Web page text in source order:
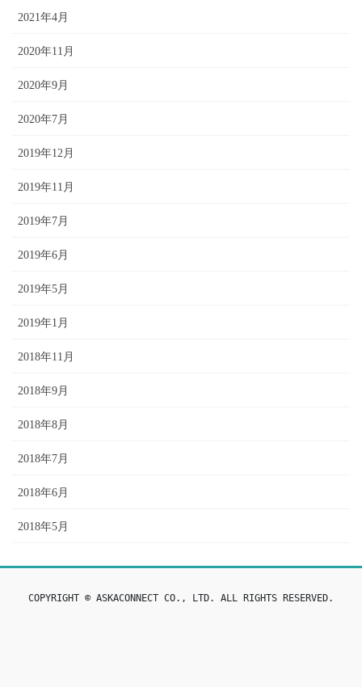
2021年4月
2020年11月
2020年9月
2020年7月
2019年12月
2019年11月
2019年7月
2019年6月
2019年5月
2019年1月
2018年11月
2018年9月
2018年8月
2018年7月
2018年6月
2018年5月
COPYRIGHT © ASKACONNECT CO., LTD. ALL RIGHTS RESERVED.